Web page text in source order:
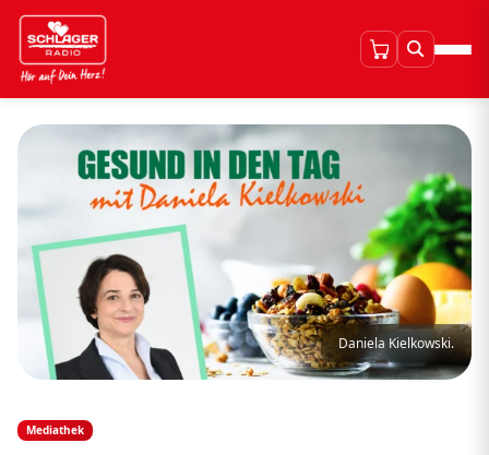
Daniela Kielkowski.
Mediathek